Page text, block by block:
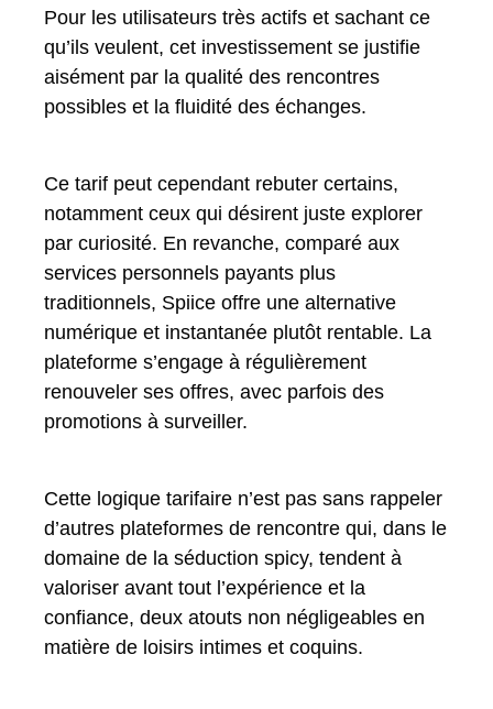
Pour les utilisateurs très actifs et sachant ce
qu’ils veulent, cet investissement se justifie
aisément par la qualité des rencontres
possibles et la fluidité des échanges.
Ce tarif peut cependant rebuter certains,
notamment ceux qui désirent juste explorer
par curiosité. En revanche, comparé aux
services personnels payants plus
traditionnels, Spiice offre une alternative
numérique et instantanée plutôt rentable. La
plateforme s’engage à régulièrement
renouveler ses offres, avec parfois des
promotions à surveiller.
Cette logique tarifaire n’est pas sans rappeler
d’autres plateformes de rencontre qui, dans le
domaine de la séduction spicy, tendent à
valoriser avant tout l’expérience et la
confiance, deux atouts non négligeables en
matière de loisirs intimes et coquins.